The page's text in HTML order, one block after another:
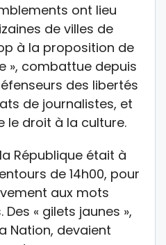
ont lieu
de villes de
à la proposition de
», combattue depuis
des libertés
de journalistes, et
le droit à la culture.
République était à
de 14h00, pour
aux mots
« gilets jaunes »,
Nation, devaient